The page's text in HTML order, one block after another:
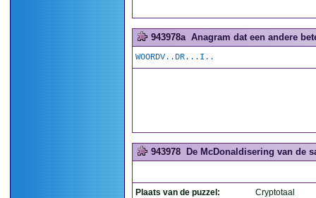
943978a Anagram dat een andere
WOORDV..DR...I..
943978 De McDonaldisering van de
Plaats van de puzzel:
Cryptotaal